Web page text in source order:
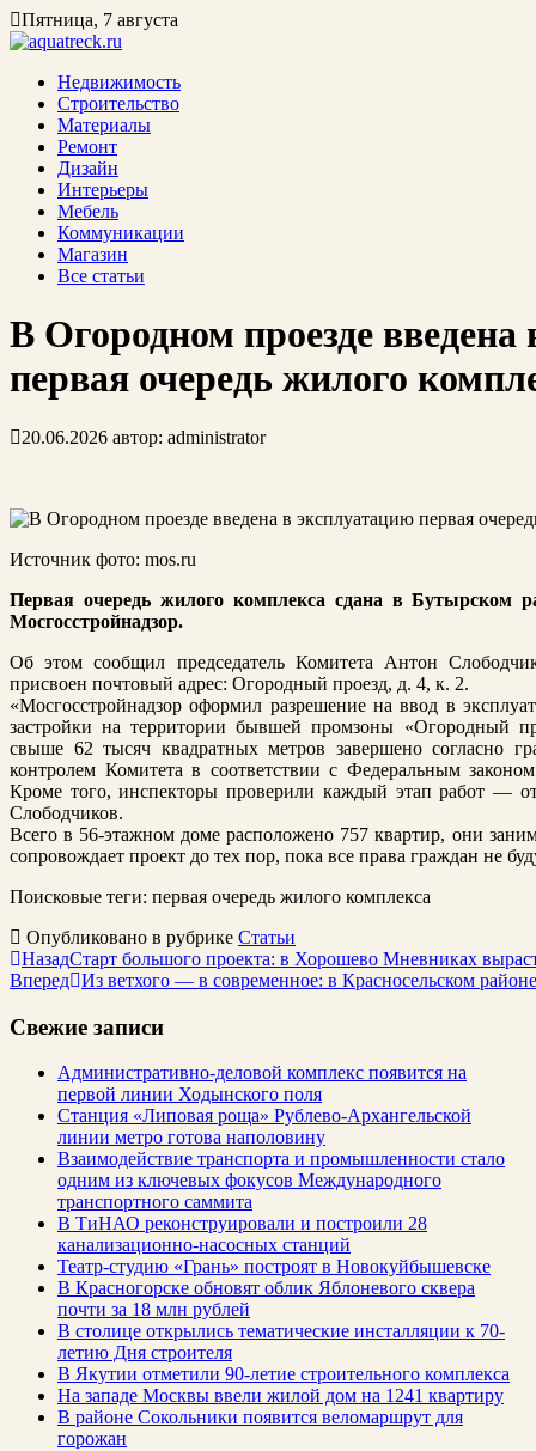
Пятница, 7 августа
Недвижимость
Строительство
Материалы
Ремонт
Дизайн
Интерьеры
Мебель
Коммуникации
Магазин
Все статьи
В Огородном проезде введена
первая очередь жилого
20.06.2026 автор: administrator
Источник фото: mos.ru
Первая очередь жилого комплекса сдана в Бутырском
Мосгосстройнадзор.
Об этом сообщил председатель Комитета Антон
присвоен почтовый адрес: Огородный проезд, д. 4, к. 2.
«Мосгосстройнадзор оформил разрешение на ввод в
застройки на территории бывшей промзоны «Огородный
свыше 62 тысяч квадратных метров завершено согласно
контролем Комитета в соответствии с Федеральным
Кроме того, инспекторы проверили каждый этап работ —
Слободчиков.
Всего в 56-этажном доме расположено 757 квартир, они
сопровождает проект до тех пор, пока все права граждан не
Поисковые теги: первая очередь жилого комплекса
Опубликовано в рубрике Статьи
НазадСтарт большого проекта: в Хорошево Мневниках
Вперед Из ветхого — в современное: в Красносельском
Свежие записи
Административно-деловой комплекс появится на
первой линии Ходынского поля
Станция «Липовая роща» Рублево-Архангельской
линии метро готова наполовину
Взаимодействие транспорта и промышленности стало
одним из ключевых фокусов Международного
транспортного саммита
В ТиНАО реконструировали и построили 28
канализационно-насосных станций
Театр-студию «Грань» построят в Новокуйбышевске
В Красногорске обновят облик Яблоневого сквера
почти за 18 млн рублей
В столице открылись тематические инсталляции к 70-
летию Дня строителя
В Якутии отметили 90-летие строительного комплекса
На западе Москвы ввели жилой дом на 1241 квартиру
В районе Сокольники появится веломаршрут для
горожан